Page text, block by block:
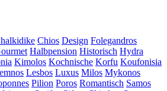
Chios Design Folegandros
Halbpension Historisch Hydra
Kimolos Kochnische Korfu Koufonisia
Lesbos Luxus Milos Mykonos
Pilion Poros Romantisch Samos